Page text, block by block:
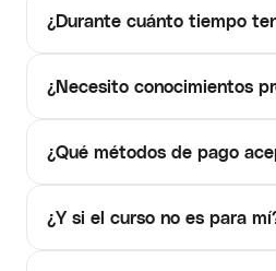
¿Durante cuánto tiempo
¿Necesito conocimientos
¿Qué métodos de pago
¿Y si el curso no es para